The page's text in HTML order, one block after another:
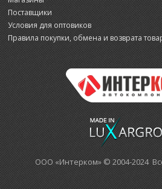
Поставщики
Условия для оптовиков
Правила покупки, обмена и возврата
ООО «Интерком» © 2004-2024